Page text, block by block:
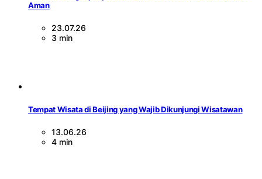
Aman
23.07.26
3 min
Tempat Wisata di Beijing yang Wajib Dikunjungi Wisatawan
13.06.26
4 min